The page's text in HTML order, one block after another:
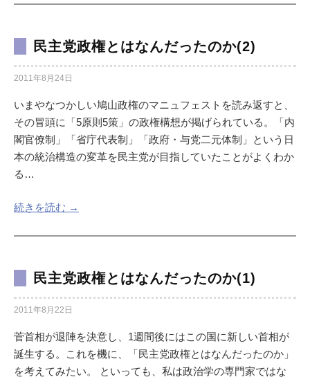
民主党政権とはなんだったのか(2)
2011年8月24日
いまやなつかしい鳩山政権のマニュフェストを読み返すと、
その冒頭に「5原則5策」の政権構想が掲げられている。「内
閣官僚制」「省庁代表制」「政府・与党二元体制」という日
本の統治構造の変革を民主党が目指していたことがよくわか
る…
続きを読む →
民主党政権とはなんだったのか(1)
2011年8月22日
菅首相が退陣を決意し、1週間後にはこの国に新しい首相が
誕生する。これを機に、「民主党政権とはなんだったのか」
を考えてみたい。 といっても、私は政治学の専門家ではな